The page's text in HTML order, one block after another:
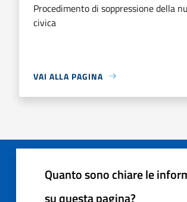
Procedimento di soppressione della
civica
VAI ALLA PAGINA
Quanto sono chiare le
su questa pagina?